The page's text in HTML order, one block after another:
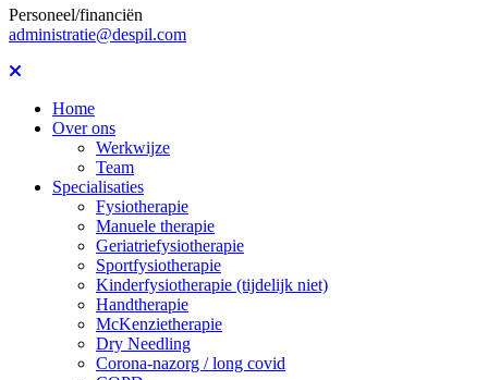
Personeel/financiën
administratie@despil.com
Home
Over ons
Werkwijze
Team
Specialisaties
Fysiotherapie
Manuele therapie
Geriatriefysiotherapie
Sportfysiotherapie
Kinderfysiotherapie (tijdelijk niet)
Handtherapie
McKenzietherapie
Dry Needling
Corona-nazorg / long covid